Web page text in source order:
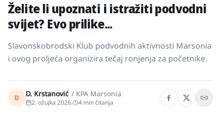
Želite li upoznati i istražiti podvodni
svijet? Evo prilike...
Slavonskobrodski Klub podvodnih aktivnosti Marsonia
i ovog proljeća organizira tečaj ronjenja za početnike.
D D. Krstanović / KPA Marsonia
2. ožujka 2026. 4 min čitanja